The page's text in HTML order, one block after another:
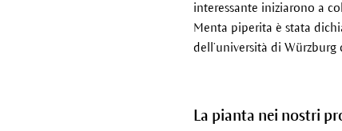
interessante iniziarono a
Menta piperita è stata
dell’università di
La pianta nei nostri